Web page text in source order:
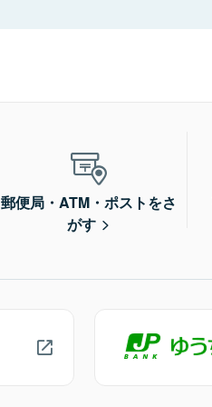
郵便局・ATM・ポストをさ
がす